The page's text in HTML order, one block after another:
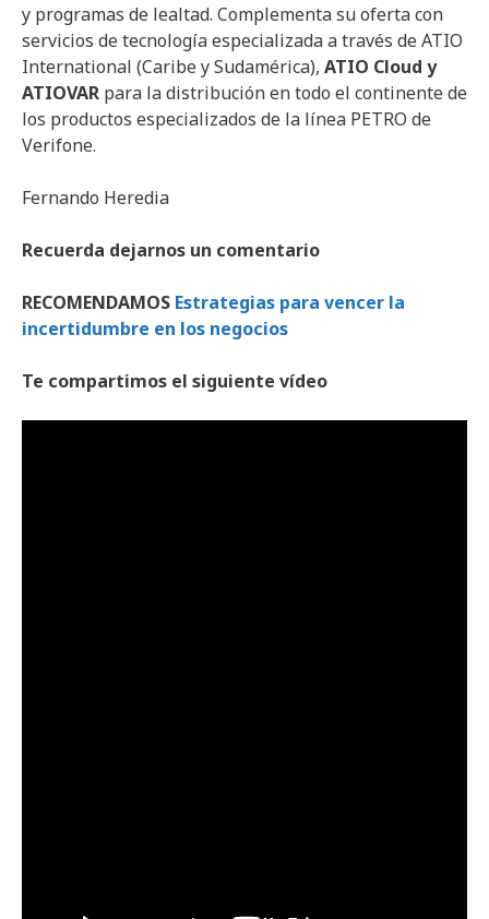
y programas de lealtad. Complementa su oferta con
servicios de tecnología especializada a través de ATIO
International (Caribe y Sudamérica), ATIO Cloud y
ATIOVAR para la distribución en todo el continente de
los productos especializados de la línea PETRO de
Verifone.
Fernando Heredia
Recuerda dejarnos un comentario
RECOMENDAMOS Estrategias para vencer la
incertidumbre en los negocios
Te compartimos el siguiente vídeo